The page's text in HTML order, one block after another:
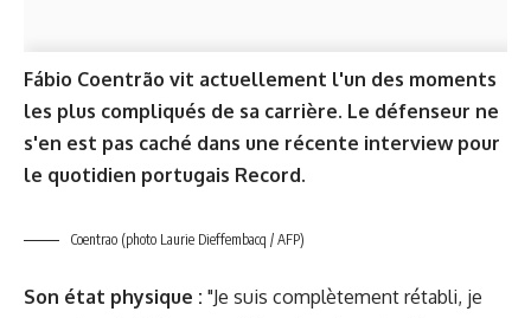
Fábio Coentrão vit actuellement l'un des moments
les plus compliqués de sa carrière. Le défenseur ne
s'en est pas caché dans une récente interview pour
le quotidien portugais Record.
Coentrao (photo Laurie Dieffembacq / AFP)
Son état physique : "Je suis complètement rétabli, je